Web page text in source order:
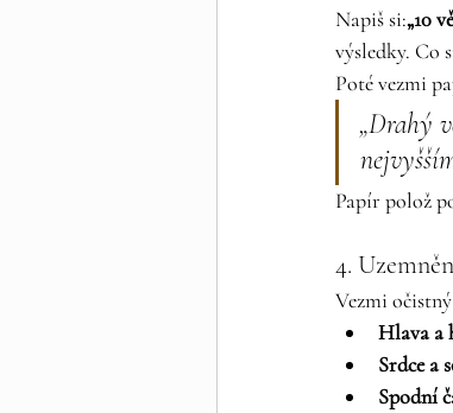
Napiš si:„10
výsledky. Co
Poté vezmi
„Drahý
Papír polož
4.
Vezmi
Hlava a
Srdce a
Spodní